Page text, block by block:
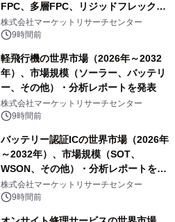
FPC、多層FPC、リジッドフレックス
PCB）・分析レポートを発表
株式会社マーケットリサーチセンター
9時間前
軽飛行機の世界市場（2026年～2032
年）、市場規模（ソーラー、バッテリ
ー、その他）・分析レポートを発表
株式会社マーケットリサーチセンター
9時間前
バッテリー認証ICの世界市場（2026年
～2032年）、市場規模（SOT、
WSON、その他）・分析レポートを発
表
株式会社マーケットリサーチセンター
9時間前